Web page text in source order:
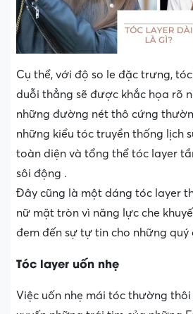
Cụ thể, với độ so le đặc trưng,
duỗi thẳng sẽ được khắc họa rõ
những đường nét thô cứng
những kiểu tóc truyền thống lịch
toàn diện và tổng thể tóc layer
sôi động .
Đây cũng là một dáng tóc layer
nữ mặt tròn vì năng lực che
đem đến sự tự tin cho những quý
Tóc layer uốn nhẹ
Việc uốn nhẹ mái tóc thường